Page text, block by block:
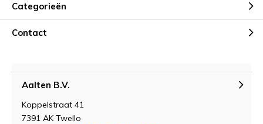
Categorieën
Contact
Aalten B.V.
Koppelstraat 41
7391 AK Twello